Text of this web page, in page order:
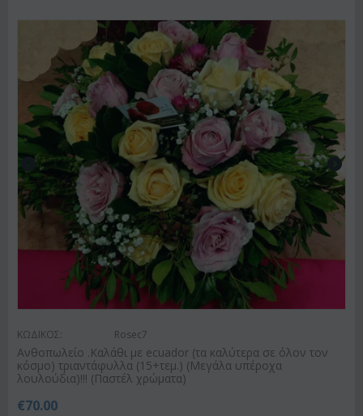
ΚΩΔΙΚΟΣ: Rosec7
Ανθοπωλείο .Καλάθι με ecuador (τα καλύτερα σε όλον τον
κόσμο) τριαντάφυλλα (15+τεμ.) (Μεγάλα υπέροχα
λουλούδια)!!! (Παστέλ χρώματα)
€70.00